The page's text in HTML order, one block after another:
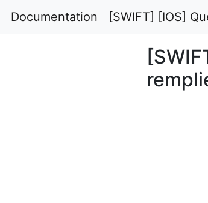
Documentation [SWIFT] [IOS]